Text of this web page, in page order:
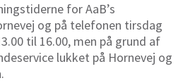
for AaB’s
og på telefonen tirsdag
til 16.00, men på grund af
lukket på Hornevej og